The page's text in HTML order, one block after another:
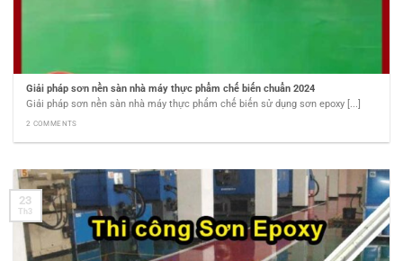
Giải pháp sơn nền sàn nhà máy thực phẩm chế biến chuẩn 2024
Giải pháp sơn nền sàn nhà máy thực phẩm chế biến sử dụng sơn epoxy [...]
2 COMMENTS
23
Th3